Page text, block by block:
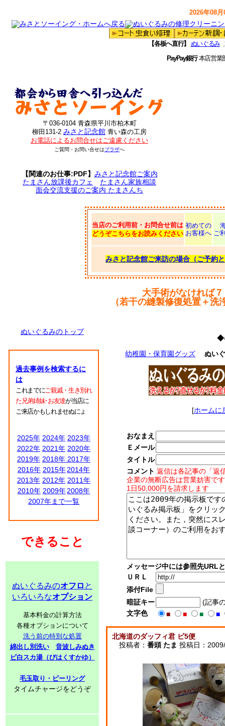
2026年08
【各板へ直行】 ぬいぐるみ
PayPay銀行本店営
〒036-0104 青森県平川市柏木町
柳田131-2 みさと記念館 青い森の工房
お電話によるお問合せはご遠慮ください
ご質問・お問い合せはプラザへ
【関連のお仕事:PDF】 みさと記念館ご案内
たまさん放課後カフェ
たまさん家族相談
面会交流支援のご案内 たまさんち
当店のご利用前・お問合せ前は
どうぞこちらをお読みください
初めての
お客様へ ご
みさと記念館ご来訪の場合（ご予約
大手術がなければ
（若干の縫製修復処置＋
ぬいぐるみのトップ
過去事例を検索するに
は
これまでにご親戚・生き別れ
た兄弟姉妹･お友達が当店に
ご来店かもしれませぬにょ
2025年 2024年 2023年
2022年 2021年 2020年
2019年 2018年 2017年
2016年 2015年 2014年
2013年 2012年 2011年
2010年 2009年 2008年
2007年まで一覧
できること
ぬいぐるみのオフロ と
いろいろなオプション
基本料金の計算方法
各種オプションについて
洗う前の特別な処置
綿出し別洗い
音波しみぬき
ビ白スカ湯（びはくすかゆ）
毛玉取り・ピーリング
タイムチャージをどうぞ
◆
幼稚園・保育園グッズ
ぬい
[ホームに
おなまえ
Ｅメール
タイトル
コメント 返信は各記事の「返
企業の無断広告は営業妨害で
1日50,000円を請求します
メッセージ中には参照先URL
ＵＲＬ
添付File
暗証キー
(記事
文字色
■ ■ ■ ■
北海道のダッフィ君 ビ5便
投稿者： 番頭 たま 投稿日：